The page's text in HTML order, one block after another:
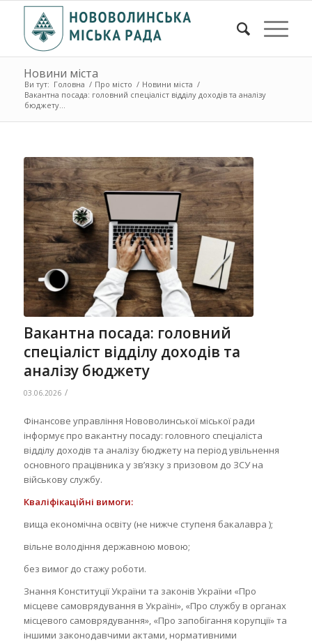
Новини міста
Ви тут: Головна / Про місто / Новини міста /
Вакантна посада: головний спеціаліст відділу доходів та аналізу
бюджету...
Вакантна посада: головний
спеціаліст відділу доходів та
аналізу бюджету
03.06.2026 /
Фінансове управління Нововолинської міської ради
інформує про вакантну посаду: головного спеціаліста
відділу доходів та аналізу бюджету на період увільнення
основного працівника у зв’язку з призовом до ЗСУ на
військову службу.
Кваліфікаційні вимоги:
вища економічна освіту (не нижче ступеня бакалавра );
вільне володіння державною мовою;
без вимог до стажу роботи.
Знання Конституції України та законів України «Про
місцеве самоврядування в Україні», «Про службу в органах
місцевого самоврядування», «Про запобігання корупції» та
іншими законодавчими актами, нормативними